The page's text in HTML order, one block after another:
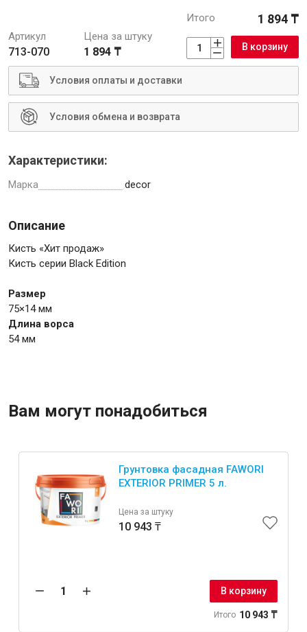
Артикул
713-070
Цена за штуку
1 894 ₸
Итого 1 894 ₸
В корзину
Условия оплаты и доставки
Условия обмена и возврата
Характеристики:
Марка decor
Описание
Кисть «Хит продаж»
Кисть серии Black Edition
Размер
75×14 мм
Длина ворса
54 мм
Вам могут понадобиться
Грунтовка фасадная FAWORI
EXTERIOR PRIMER 5 л.
Цена за штуку
10 943 ₸
В корзину
Итого 10 943 ₸
Инструменты
Малярный инструмент
Пистолеты для ремонта
Сантехника
Монтажные ленты
Всё для дома и сада